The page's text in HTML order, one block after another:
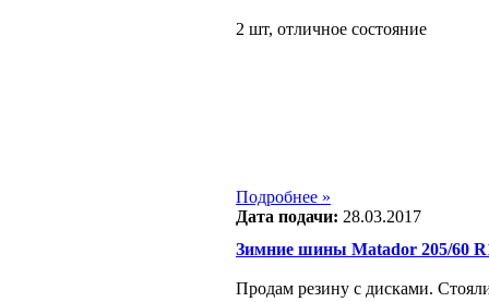
2 шт, отличное состояние
Подробнее »
Дата подачи: 28.03.2017
Зимние шины Matador 205/60
Продам резину с дисками.